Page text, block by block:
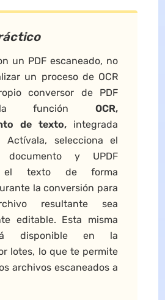
un PDF escaneado, no
un proceso de OCR
conversor de PDF
la funciónOCR,
de texto, integrada
selecciona el
y UPDF
el texto de forma
la conversión para
resultante sea
editable. Esta misma
disponible en la
lotes, lo que te permite
archivos escaneados a